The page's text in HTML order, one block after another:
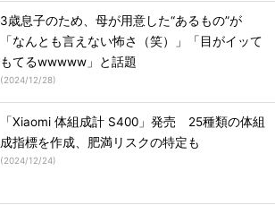
3歳息子のため、母が用意した“あるもの”が
「なんとも言えない怖さ（笑）」「目がイッて
もてるwwwww」と話題
(2024/12/28)
「Xiaomi 体組成計 S400」発売 25種類の体組
成指標を作成、肥満リスクの特定も
(2024/12/24)